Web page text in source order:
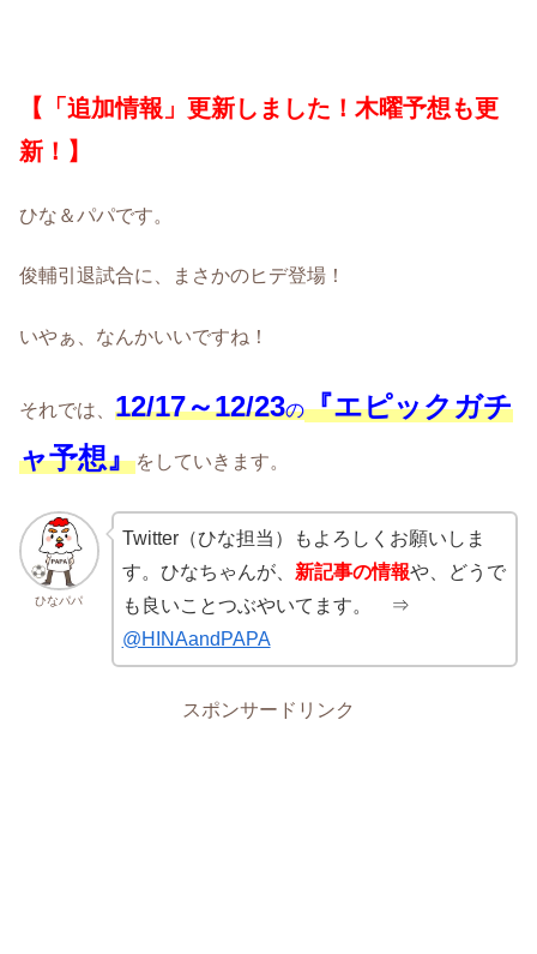
【「追加情報」更新しました！木曜予想も更
新！】
ひな＆パパです。
俊輔引退試合に、まさかのヒデ登場！
いやぁ、なんかいいですね！
それでは、 12/17～12/23の『エピックガチ
ャ予想』をしていきます。
ひなパパ
Twitter（ひな担当）もよろしくお願いしま
す。ひなちゃんが、 新記事の情報や、どうで
も良いことつぶやいてます。 ⇒
@HINAandPAPA
スポンサードリンク